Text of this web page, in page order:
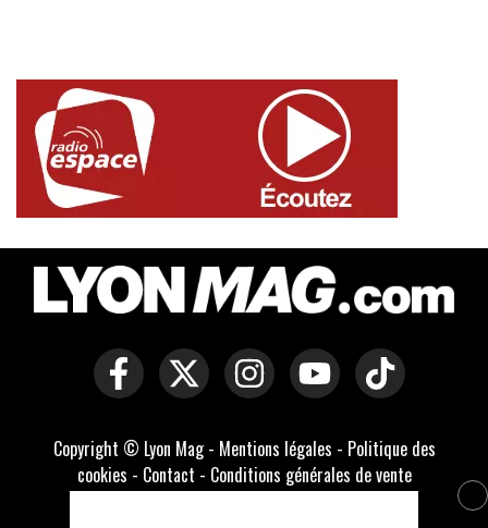
Copyright © Lyon Mag - Mentions légales - Politique des
cookies - Contact - Conditions générales de vente